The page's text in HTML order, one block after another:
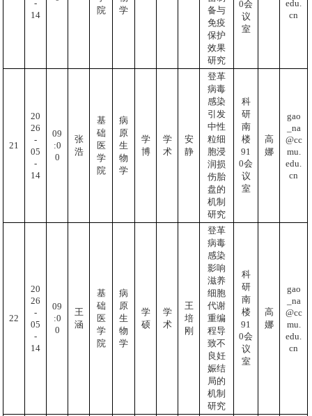
-
14
院
学
备与
免疫
保护
效果
研究
0会
议
室
edu.
cn
21
20
26
-
05
-
14
09
:0
0
张
浩
基
础
医
学
院
病
原
生
物
学
学
博
学
术
安
静
登革
病毒
感染
引发
中性
粒细
胞浸
润损
伤胎
盘的
机制
研究
科
研
南
楼
91
0会
议
室
高
娜
gao
_na
@cc
mu.
edu.
cn
22
20
26
-
05
-
14
09
:0
0
王
涵
基
础
医
学
院
病
原
生
物
学
学
硕
学
术
王
培
刚
登革
病毒
感染
影响
滋养
细胞
代谢
重编
程导
致不
良妊
娠结
局的
机制
研究
科
研
南
楼
91
0会
议
室
高
娜
gao
_na
@cc
mu.
edu.
cn